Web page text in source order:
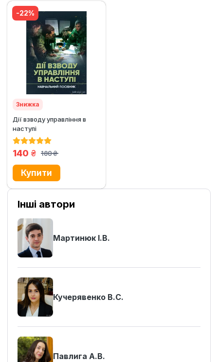
Знижка
Дії взводу управління в
наступі
-22%
180
грн.
140 грн.
Інші автори
Мартинюк І.В.
Кучерявенко В.С.
Павлига А.В.